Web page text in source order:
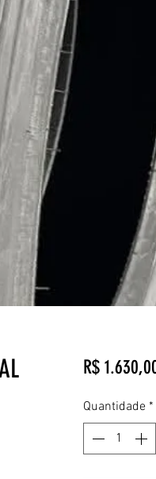
R$
Quantidade *